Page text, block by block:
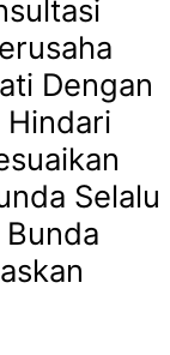
Dengan
Hindari
Selalu